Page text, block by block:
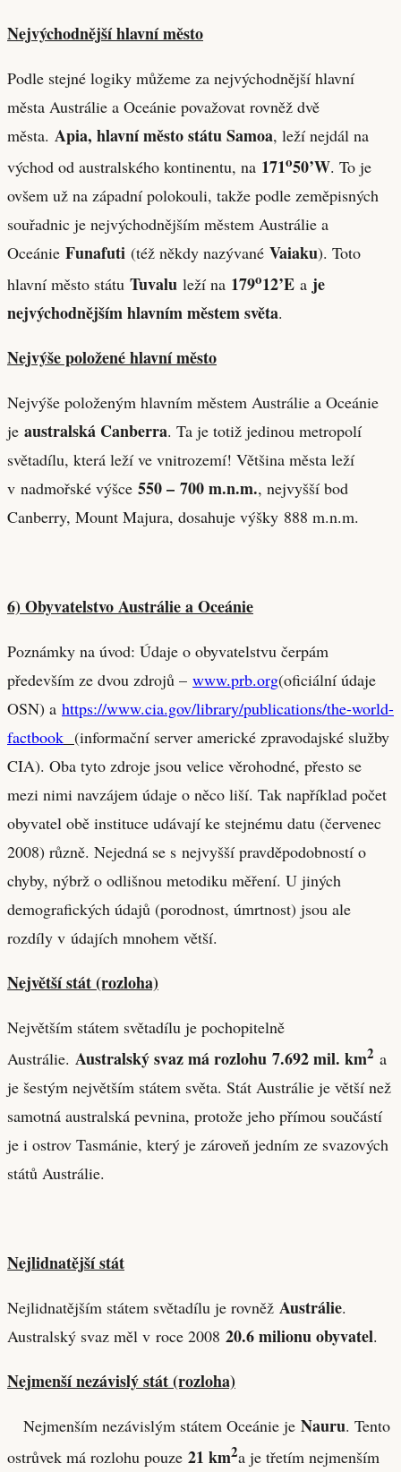
Nejvýchodnější hlavní město
Podle stejné logiky můžeme za nejvýchodnější hlavní
města Austrálie a Oceánie považovat rovněž dvě
města. Apia, hlavní město státu Samoa, leží nejdál na
východ od australského kontinentu, na 171o50’W. To je
ovšem už na západní polokouli, takže podle zeměpisných
souřadnic je nejvýchodnějším městem Austrálie a
Oceánie Funafuti (též někdy nazývané Vaiaku). Toto
hlavní město státu Tuvalu leží na 179o12’E a je
nejvýchodnějším hlavním městem světa.
Nejvýše položené hlavní město
Nejvýše položeným hlavním městem Austrálie a Oceánie
je australská Canberra. Ta je totiž jedinou metropolí
světadílu, která leží ve vnitrozemí! Většina města leží
v nadmořské výšce 550 – 700 m.n.m., nejvyšší bod
Canberry, Mount Majura, dosahuje výšky 888 m.n.m.
6) Obyvatelstvo Austrálie a Oceánie
Poznámky na úvod: Údaje o obyvatelstvu čerpám
především ze dvou zdrojů – www.prb.org(oficiální údaje
OSN) a https://www.cia.gov/library/publications/the-world-
factbook (informační server americké zpravodajské služby
CIA). Oba tyto zdroje jsou velice věrohodné, přesto se
mezi nimi navzájem údaje o něco liší. Tak například počet
obyvatel obě instituce udávají ke stejnému datu (červenec
2008) různě. Nejedná se s nejvyšší pravděpodobností o
chyby, nýbrž o odlišnou metodiku měření. U jiných
demografických údajů (porodnost, úmrtnost) jsou ale
rozdíly v údajích mnohem větší.
Největší stát (rozloha)
Největším státem světadílu je pochopitelně
Austrálie. Australský svaz má rozlohu 7.692 mil. km2 a
je šestým největším státem světa. Stát Austrálie je větší než
samotná australská pevnina, protože jeho přímou součástí
je i ostrov Tasmánie, který je zároveň jedním ze svazových
států Austrálie.
Nejlidnatější stát
Nejlidnatějším státem světadílu je rovněž Austrálie.
Australský svaz měl v roce 2008 20.6 milionu obyvatel.
Nejmenší nezávislý stát (rozloha)
Nejmenším nezávislým státem Oceánie je Nauru. Tento
ostrůvek má rozlohu pouze 21 km2a je třetím nejmenším